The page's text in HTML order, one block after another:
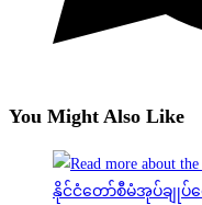
You Might Also Like